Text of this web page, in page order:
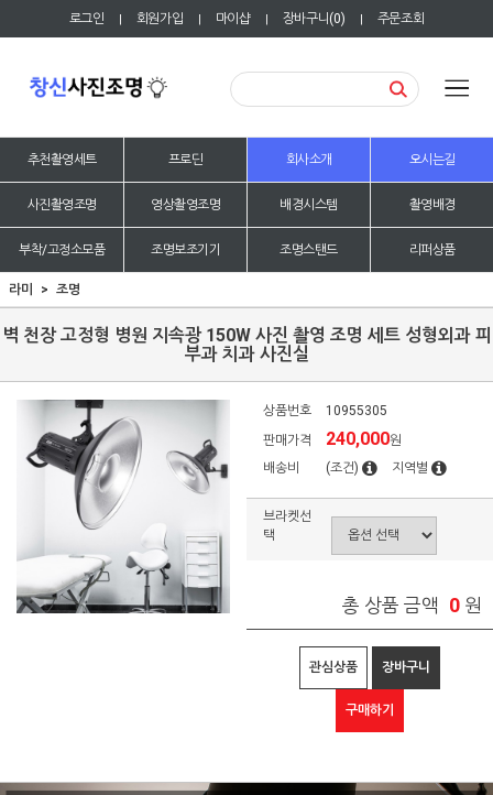
로그인 | 회원가입 | 마이샵 | 장바구니(0) | 주문조회
추천촬영세트 프로딘 회사소개 오시는길
사진촬영조명 영상촬영조명 배경시스템 촬영배경
부착/고정소모품 조명보조기기 조명스탠드 리퍼상품
라미 조명
벽 천장 고정형 병원 지속광 150W 사진 촬영 조명 세트 성형외과 피
부과 치과 사진실
상품번호
10955305
판매가격
240,000원
배송비
(조건) 지역별
브라켓선
택
총 상품 금액 0 원
관심상품 장바구니
구매하기